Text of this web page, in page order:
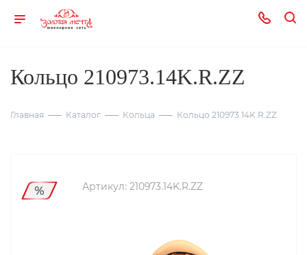
Кольцо 210973.14K.R.ZZ
Главная Каталог Кольца Кольцо 210973.14K.R.ZZ
Артикул: 210973.14K.R.ZZ